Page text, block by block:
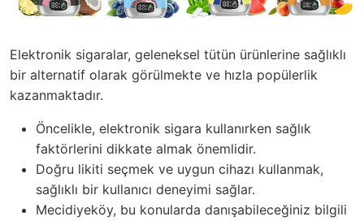
Elektronik sigaralar, geleneksel tütün ürünlerine sağlıklı
bir alternatif olarak görülmekte ve hızla popülerlik
kazanmaktadır.
Öncelikle, elektronik sigara kullanırken sağlık
faktörlerini dikkate almak önemlidir.
Doğru likiti seçmek ve uygun cihazı kullanmak,
sağlıklı bir kullanıcı deneyimi sağlar.
Mecidiyeköy, bu konularda danışabileceğiniz bilgili